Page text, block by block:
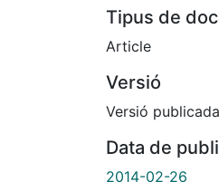
Tipus de
Article
Versió
Versió publicada
Data de
2014-02-26